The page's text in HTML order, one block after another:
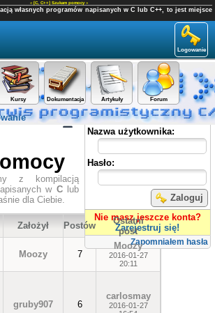
« [C, C++] Szukam pomocy»
własnych programów napisanych w C lub C++, to jest miejsce
Logowanie
Kursy Dokumentacja Artykuły Forum
Panel użytkownika
Nazwa użytkownika:
Hasło:
Zaloguj
Nie masz jeszcze konta?
Zarejestruj się!
Zapomniałem hasła
z kompilacją
w Club
dla Ciebie.
Założył Postów
Ostatni
post
Moozy 7
Moozy
2016-01-27
20:11
gruby907 6
carlosmay
2016-01-27